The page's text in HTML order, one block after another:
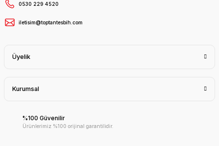
0530 229 4520
iletisim@toptantesbih.com
Üyelik
Kurumsal
%100 Güvenilir
Ürünlerimiz %100 orijinal garantilidir.